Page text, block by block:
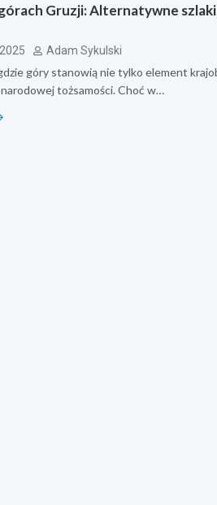
Gruzji: Alternatywne
Adam Sykulski
góry stanowią nie tylko element
tożsamości. Choć w…